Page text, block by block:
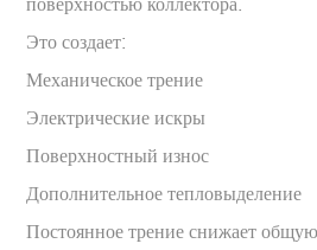
поверхностью коллектора.
Это создает:
Механическое трение
Электрические искры
Поверхностный износ
Дополнительное тепловыделение
Постоянное трение снижает